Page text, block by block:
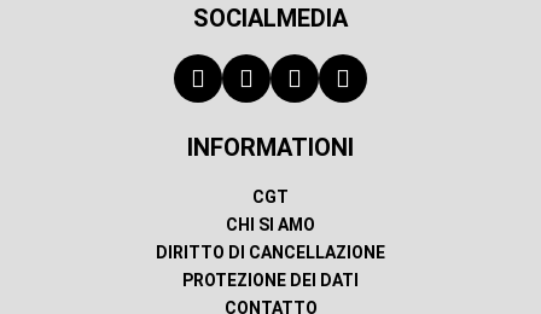
SOCIALMEDIA
INFORMATIONI
CGT
CHI SI AMO
DIRITTO DI CANCELLAZIONE
PROTEZIONE DEI DATI
CONTATTO